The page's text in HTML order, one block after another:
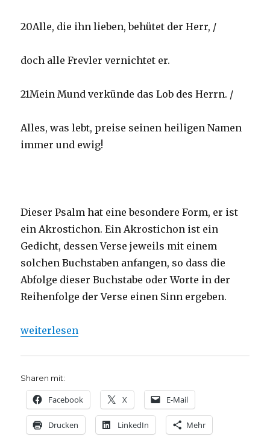
20Alle, die ihn lieben, behütet der Herr, /
doch alle Frevler vernichtet er.
21Mein Mund verkünde das Lob des Herrn. /
Alles, was lebt, preise seinen heiligen Namen
immer und ewig!
Dieser Psalm hat eine besondere Form, er ist
ein Akrostichon. Ein Akrostichon ist ein
Gedicht, dessen Verse jeweils mit einem
solchen Buchstaben anfangen, so dass die
Abfolge dieser Buchstabe oder Worte in der
Reihenfolge der Verse einen Sinn ergeben.
„Die Quellen der Kraft, Andacht zehn, Psalm 145,
weiterlesen
Sharen mit:
Facebook X E-Mail
Drucken LinkedIn Mehr